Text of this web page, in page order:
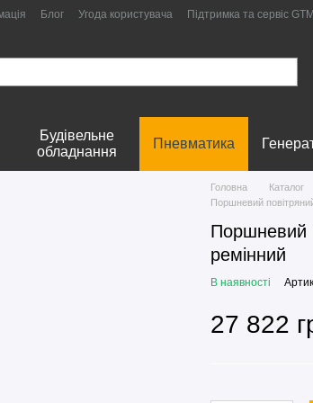
Блог Угода користувача Підтримка та сервіс GTM
Будівельне
обладнання
Пневматика
Головна Каталог
Поршневий
Поршневий
ремінний
В наявності
27 822